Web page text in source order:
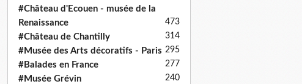
#Château d'Ecouen - musée de la
Renaissance
473
#Château de Chantilly 314
#Musée des Arts décoratifs - Paris 295
#Balades en France 277
#Musée Grévin 240